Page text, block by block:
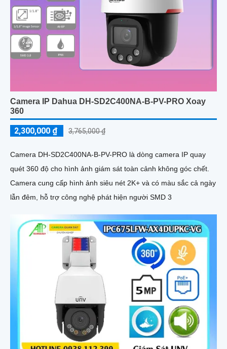
Camera IP Dahua DH-SD2C400NA-B-PV-PRO Xoay
360
2,300,000 ₫ 3,765,000 ₫
Camera DH-SD2C400NA-B-PV-PRO là dòng camera IP quay
quét 360 độ cho hình ảnh giám sát toàn cảnh không góc chết.
Camera cung cấp hình ảnh siêu nét 2K+ và có màu sắc cả ngày
lẫn đêm, hỗ trợ công nghệ phát hiện người SMD 3